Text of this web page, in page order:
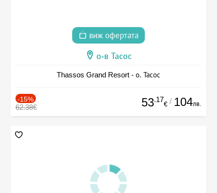
виж офертата
о-в Тасос
Thassos Grand Resort - о. Тасос
-15%
62.38€ 53.17
€ / 104лв.